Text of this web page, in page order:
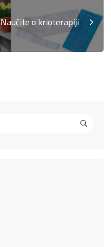
Naučite o krioterapiji